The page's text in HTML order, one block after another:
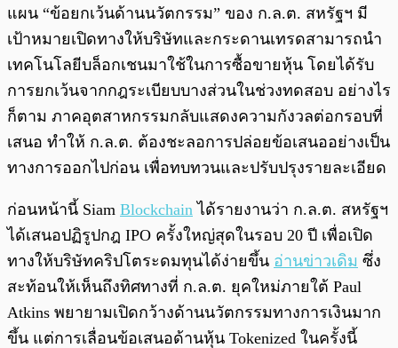
แผน “ข้อยกเว้นด้านนวัตกรรม” ของ ก.ล.ต. สหรัฐฯ มี
เป้าหมายเปิดทางให้บริษัทและกระดานเทรดสามารถนำ
เทคโนโลยีบล็อกเชนมาใช้ในการซื้อขายหุ้น โดยได้รับ
การยกเว้นจากกฎระเบียบบางส่วนในช่วงทดสอบ อย่างไร
ก็ตาม ภาคอุตสาหกรรมกลับแสดงความกังวลต่อกรอบที่
เสนอ ทำให้ ก.ล.ต. ต้องชะลอการปล่อยข้อเสนออย่างเป็น
ทางการออกไปก่อน เพื่อทบทวนและปรับปรุงรายละเอียด
ก่อนหน้านี้ Siam Blockchain ได้รายงานว่า ก.ล.ต. สหรัฐฯ
ได้เสนอปฏิรูปกฎ IPO ครั้งใหญ่สุดในรอบ 20 ปี เพื่อเปิด
ทางให้บริษัทคริปโตระดมทุนได้ง่ายขึ้น อ่านข่าวเดิม ซึ่ง
สะท้อนให้เห็นถึงทิศทางที่ ก.ล.ต. ยุคใหม่ภายใต้ Paul
Atkins พยายามเปิดกว้างด้านนวัตกรรมทางการเงินมาก
ขึ้น แต่การเลื่อนข้อเสนอด้านหุ้น Tokenized ในครั้งนี้